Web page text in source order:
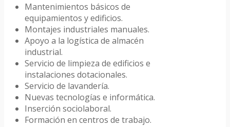
Mantenimientos básicos de
equipamientos y edificios.
Montajes industriales manuales.
Apoyo a la logística de almacén
industrial.
Servicio de limpieza de edificios e
instalaciones dotacionales.
Servicio de lavandería.
Nuevas tecnologías e informática.
Inserción sociolaboral.
Formación en centros de trabajo.